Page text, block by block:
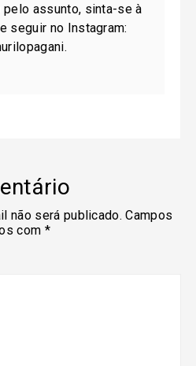
assunto, sinta-se à
seguir no Instagram:
não será publicado. Campos
com *